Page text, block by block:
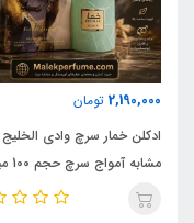
2,190,000 تومان
ادکلن خمار سرچ وادی الخلیج
KHUMAR Search Eau de